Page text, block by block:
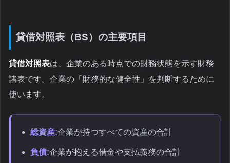
貸借対照表（BS）の主要項目
貸借対照表は、企業のある時点での財務状態を示す財務
諸表です。企業の「財務的な健全性」を判断するために
使います。
総資産:企業が持つすべての資産の合計
負債:企業が抱える借金や支払義務の合計